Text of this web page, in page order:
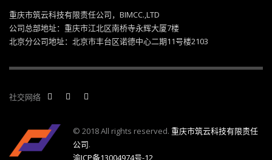
重庆市筑云科技有限责任公司，BIMCC.,LTD
公司总部地址：重庆市江北区南桥寺永辉大厦7楼
北京分公司地址：北京市丰台区诺德中心二期11号楼2103
社交网络
© 2018 All rights reserved. 重庆市筑云科技有限责任
公司.
渝ICP备13004974号-12